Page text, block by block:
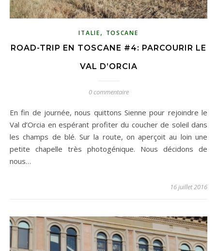
ITALIE, TOSCANE
ROAD-TRIP EN TOSCANE #4: PARCOURIR LE
VAL D’ORCIA
0 commentaire
En fin de journée, nous quittons Sienne pour rejoindre le
Val d’Orcia en espérant profiter du coucher de soleil dans
les champs de blé. Sur la route, on aperçoit au loin une
petite chapelle très photogénique. Nous décidons de
nous…
16 juillet 2016